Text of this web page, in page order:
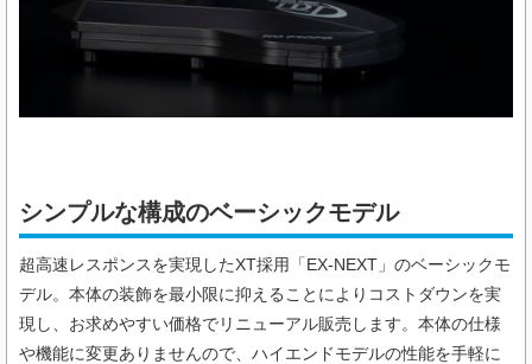
シンプルな構成のベーシックモデル
超高速レスポンスを実現したXT採用「EX-NEXT」のベーシックモ
デル。本体の装飾を最小限に抑えることによりコストダウンを実
現し、お求めやすい価格でリニューアル販売します。本体の仕様
や機能に変更ありませんので、ハイエンドモデルの性能を手軽に